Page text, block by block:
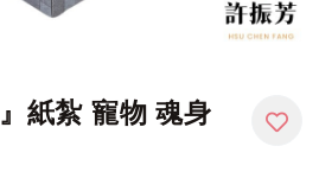
紙紮 寵物 魂身